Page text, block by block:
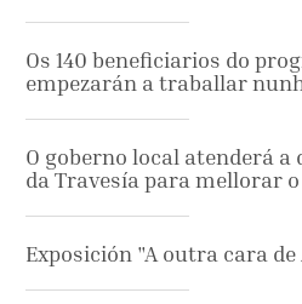
Os 140 beneficiarios do
empezarán a traballar
O goberno local atenderá a
da Travesía para mellorar
Exposición "A outra cara